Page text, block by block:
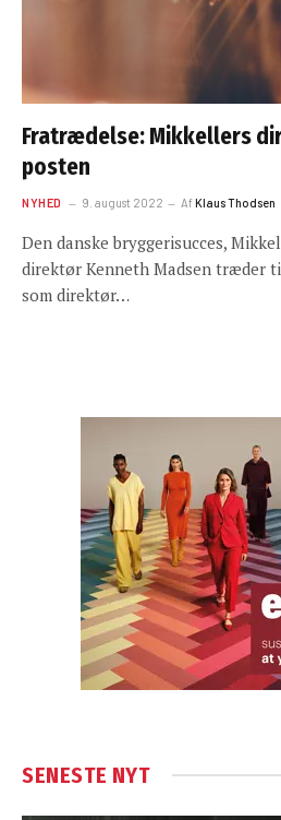
Fratrædelse: Mikkellers
posten
NYHED 9. august 2022 AfKlaus Thodsen
Den danske bryggerisucces,
direktør Kenneth Madsen træder
som direktør…
SENESTE NYT